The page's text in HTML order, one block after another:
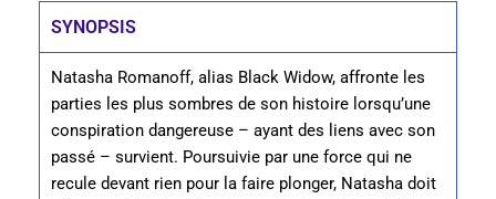
SYNOPSIS
Natasha Romanoff, alias Black Widow, affronte les
parties les plus sombres de son histoire lorsqu’une
conspiration dangereuse – ayant des liens avec son
passé – survient. Poursuivie par une force qui ne
recule devant rien pour la faire plonger, Natasha doit